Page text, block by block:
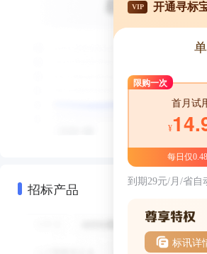
招标产品
VIP 开通寻标
限购一次
首月试
¥
每日仅
到期29元/月/省自
标讯详